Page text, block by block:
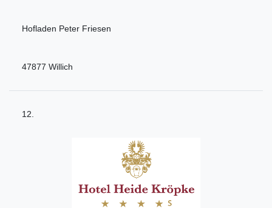
Hofladen Peter Friesen
47877 Willich
12.